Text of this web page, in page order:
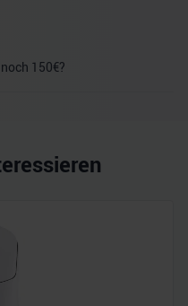
150€?